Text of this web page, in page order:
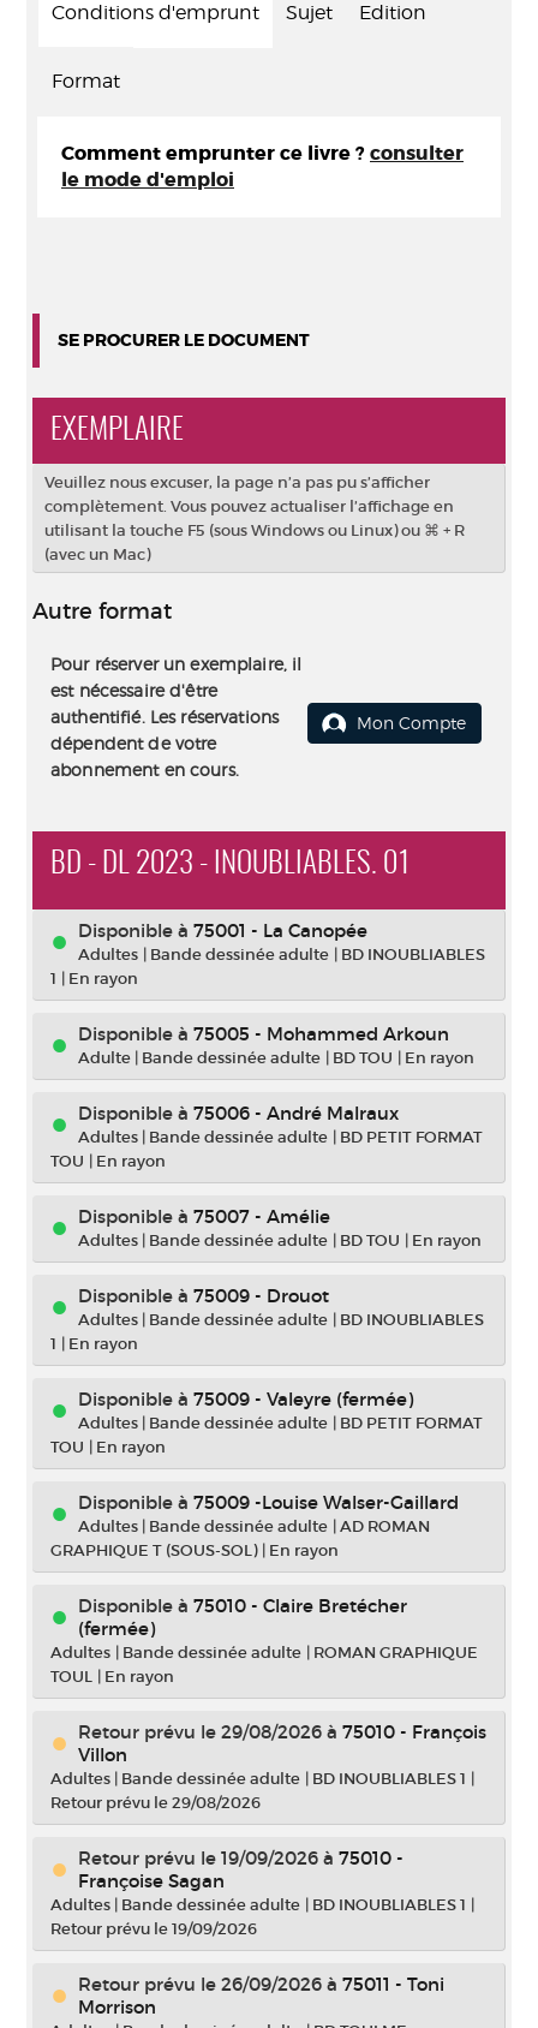
Conditions d'emprunt Sujet Edition
Format
Comment emprunter ce livre ? consulter
le mode d'emploi
SE PROCURER LE DOCUMENT
EXEMPLAIRE
Veuillez nous excuser, la page n’a pas pu s’afficher
complètement. Vous pouvez actualiser l’affichage en
utilisant la touche F5 (sous Windows ou Linux) ou ⌘ + R
(avec un Mac)
Autre format
Pour réserver un exemplaire, il
est nécessaire d'être
authentifié. Les réservations
dépendent de votre
abonnement en cours.
Mon Compte
BD - DL 2023 - INOUBLIABLES. 01
Disponible à 75001 - La Canopée
Adultes | Bande dessinée adulte | BD INOUBLIABLES
1 | En rayon
Disponible à 75005 - Mohammed Arkoun
Adulte | Bande dessinée adulte | BD TOU | En rayon
Disponible à 75006 - André Malraux
Adultes | Bande dessinée adulte | BD PETIT FORMAT
TOU | En rayon
Disponible à 75007 - Amélie
Adultes | Bande dessinée adulte | BD TOU | En rayon
Disponible à 75009 - Drouot
Adultes | Bande dessinée adulte | BD INOUBLIABLES
1 | En rayon
Disponible à 75009 - Valeyre (fermée)
Adultes | Bande dessinée adulte | BD PETIT FORMAT
TOU | En rayon
Disponible à 75009 -Louise Walser-Gaillard
Adultes | Bande dessinée adulte |AD ROMAN
GRAPHIQUE T (SOUS-SOL) | En rayon
Disponible à 75010 - Claire Bretécher
(fermée)
Adultes | Bande dessinée adulte | ROMAN GRAPHIQUE
TOUL | En rayon
Retour prévu le 29/08/2026 à 75010 - François
Villon
Adultes | Bande dessinée adulte | BD INOUBLIABLES 1 |
Retour prévu le 29/08/2026
Retour prévu le 19/09/2026 à 75010 -
Françoise Sagan
Adultes | Bande dessinée adulte | BD INOUBLIABLES 1 |
Retour prévu le 19/09/2026
Retour prévu le 26/09/2026 à 75011 - Toni
Morrison